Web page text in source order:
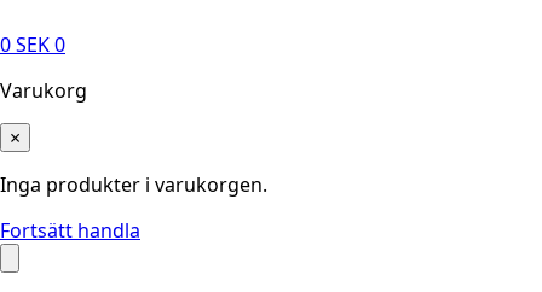
0SEK0
Varukorg
×
Inga produkter i varukorgen.
Fortsätt handla